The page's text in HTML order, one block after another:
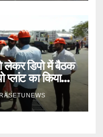
लेकर डिपो में बैठक
प्लांट का किया